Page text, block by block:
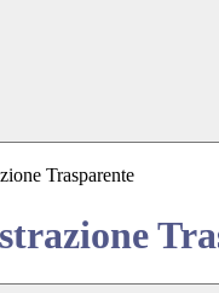
Trasparente